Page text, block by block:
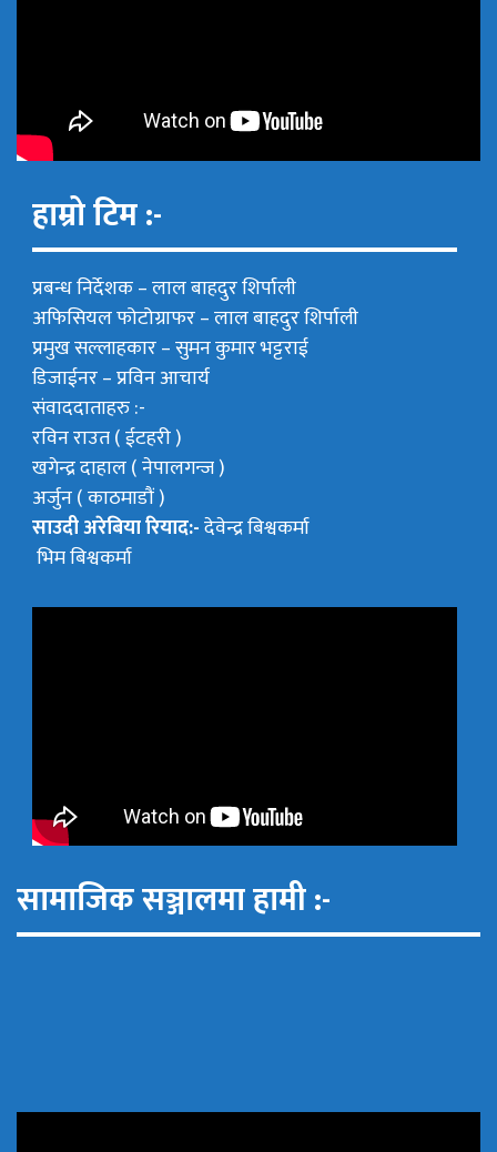
हाम्रो टिम :-
प्रबन्ध निर्देशक –लाल बाहदुर शिर्पाली
अफिसियल फोटोग्राफर –लाल बाहदुर शिर्पाली
प्रमुख सल्लाहकार –सुमन कुमार भट्टराई
डिजाईनर – प्रविन आचार्य
संवाददाताहरु :-
रविन राउत ( ईटहरी )
खगेन्द्र दाहाल ( नेपालगन्ज )
अर्जुन ( काठमाडौं )
साउदी अरेबिया रियाद:-देवेन्द्र बिश्वकर्मा
भिम बिश्वकर्मा
सामाजिक सञ्जालमा हामी :-